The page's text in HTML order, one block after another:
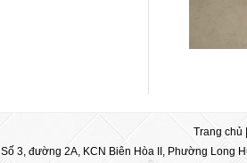
Trang chủ
Số 3, đường 2A, KCN Biên Hòa II, Phường Long